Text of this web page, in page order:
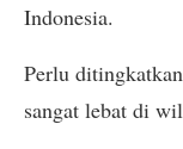
Indonesia.
Perlu
sangat lebat di